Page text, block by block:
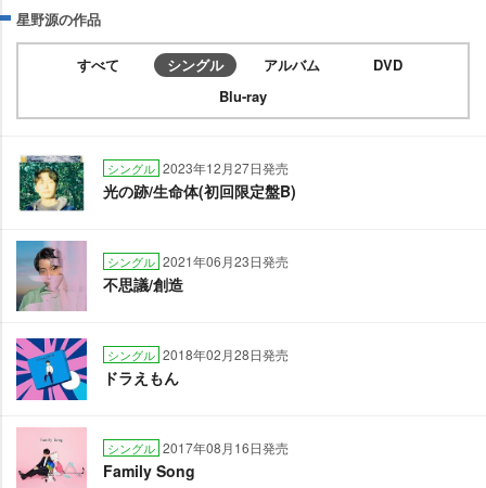
星野源の作品
すべて シングル アルバム
DVD
Blu-ray
シングル 2023年12月27日発売
光の跡/生命体(初回限定盤B)
シングル 2021年06月23日発売
不思議/創造
シングル 2018年02月28日発売
ドラえもん
シングル 2017年08月16日発売
Family Song